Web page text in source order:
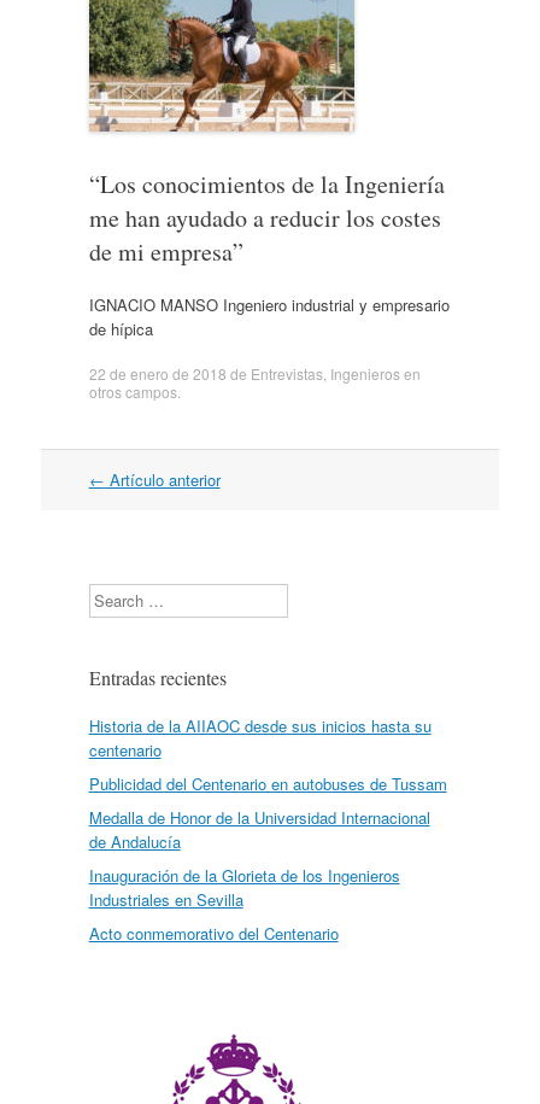
“Los conocimientos de la Ingeniería
me han ayudado a reducir los costes
de mi empresa”
IGNACIO MANSO Ingeniero industrial y empresario
de hípica
22 de enero de 2018 de Entrevistas, Ingenieros en
otros campos.
Navegación
← Artículo anterior
Search
Entradas recientes
Historia de la AIIAOC desde sus inicios hasta su
centenario
Publicidad del Centenario en autobuses de Tussam
Medalla de Honor de la Universidad Internacional
de Andalucía
Inauguración de la Glorieta de los Ingenieros
Industriales en Sevilla
Acto conmemorativo del Centenario